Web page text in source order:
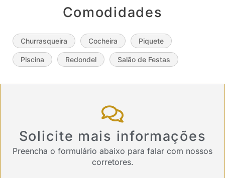
Comodidades
Churrasqueira Cocheira Piquete
Piscina Redondel Salão de Festas
Solicite mais informações
Preencha o formulário abaixo para falar com nossos
corretores.